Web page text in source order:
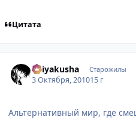
Цитата
Keiyakusha Старожилы
3 Октября, 201015 г
Альтернативный мир, где